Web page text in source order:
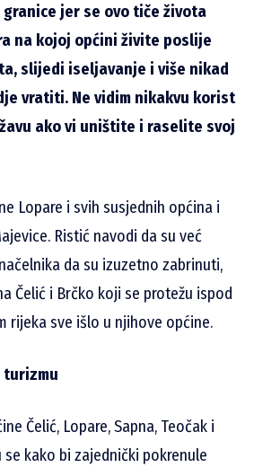
jer se ovo tiče života
na kojoj općini živite poslije
slijedi iseljavanje i više nikad
vratiti. Ne vidim nikakvu korist
ako vi uništite i raselite svoj
Lopare i svih susjednih općina i
Ristić navodi da su već
da su izuzetno zabrinuti,
Čelić i Brčko koji se protežu ispod
rijeka sve išlo u njihove općine.
turizmu
Čelić, Lopare, Sapna, Teočak i
se kako bi zajednički pokrenule